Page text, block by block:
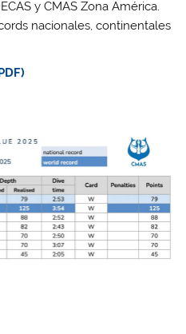
y CMAS Zona América.
nacionales, continentales